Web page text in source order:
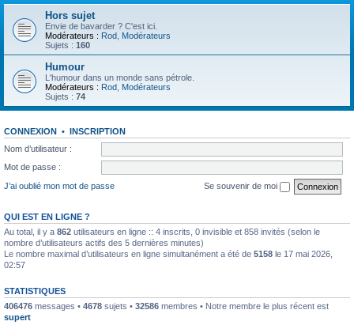
Hors sujet
Envie de bavarder ? C'est ici.
Modérateurs : Rod Modérateurs
Sujets : 160
Humour
L'humour dans un monde sans pétrole.
Modérateurs : Rod Modérateurs
Sujets : 74
CONNEXION • INSCRIPTION
Nom d’utilisateur :
Mot de passe :
J’ai oublié mon mot de passe
Se souvenir de moi
QUI EST EN LIGNE ?
Au total, il y a 862 utilisateurs en ligne :: 4 inscrits, 0 invisible et 858 invités (selon le
nombre d’utilisateurs actifs des 5 dernières minutes)
Le nombre maximal d’utilisateurs en ligne simultanément a été de 5158 le 17 mai 2026,
02:57
STATISTIQUES
406476 messages • 4678 sujets • 32586 membres • Notre membre le plus récent est
supert